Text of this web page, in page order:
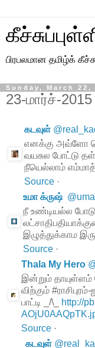
பிரபலமான தமிழ்க்
Sunday, March 22,
23-மார்ச்-
கடவுள் @
எனக்கு அவ்ளோ
வயசுல போட்டு
நீயெல்லாம்
Source ·
உமா க்ருஷ் @
நீ உண்டியல்ல
இழுத்துக்காம
Source ·
Thala My Hero
இன்றும் தாயுள்ளம்
விற்கும்
பாட்டி _/\_
http://
Source ·
கடவுள் @